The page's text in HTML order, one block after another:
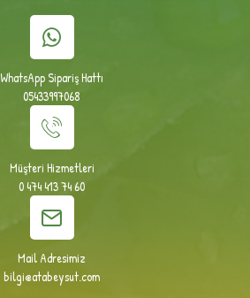
WhatsApp Sipariş Hattı
05433997068
Müşteri Hizmetleri
0 474 413 74 60
Mail Adresimiz
bilgi@atabeysut.com